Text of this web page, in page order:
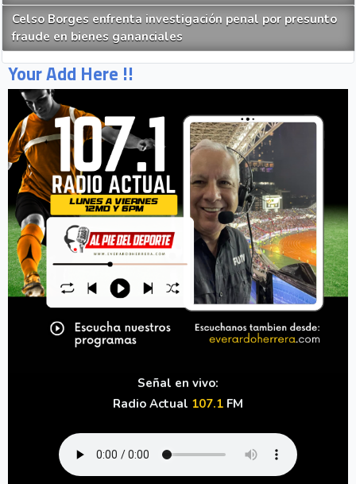
Celso Borges enfrenta investigación penal por presunto
fraude en bienes gananciales
Your Add Here !!
Señal en vivo:
Radio Actual 107.1 FM